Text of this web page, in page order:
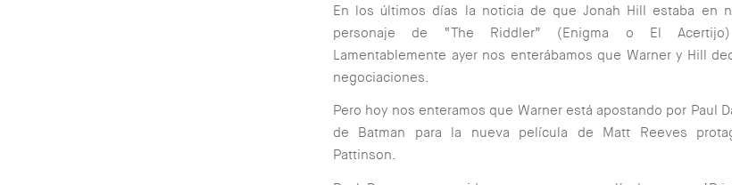
En los últimos días la noticia de que Jonah Hill estaba en
personaje de “The Riddler” (Enigma o El
Lamentablemente ayer nos enterábamos que Warner y Hill
negociaciones.
Pero hoy nos enteramos que Warner está apostando por Paul
de Batman para la nueva película de Matt Reeves
Pattinson.